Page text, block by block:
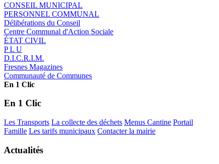
CONSEIL MUNICIPAL
PERSONNEL COMMUNAL
Délibérations du Conseil
Centre Communal d'Action Sociale
ÉTAT CIVIL
P L U
D.I.C.R.I.M.
Fresnes Magazines
Communauté de Communes
En 1 Clic
En 1 Clic
Les Transports La collecte des déchets Menus Cantine Portail
Famille Les tarifs municipaux Contacter la mairie
Actualités